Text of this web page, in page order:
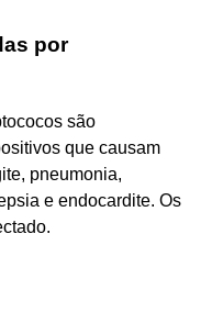
por
são
que causam
pneumonia,
e endocardite. Os